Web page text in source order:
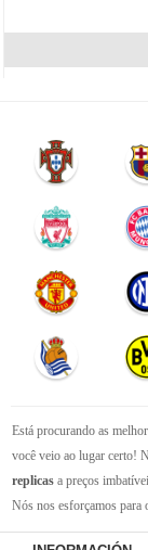
Está procurando as
você veio ao lugar certo!
replicas a preços
Nós nos esforçamos para
navegação em nosso site